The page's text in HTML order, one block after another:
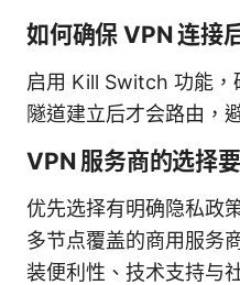
如何确保 VPN 连接
启用 Kill Switch 功能，
隧道建立后才会路由，
VPN 服务商的选择
优先选择有明确隐私政
多节点覆盖的商用服务
装便利性、技术支持与